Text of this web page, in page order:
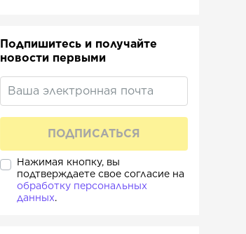
Подпишитесь и получайте
новости первыми
Нажимая кнопку, вы
подтверждаете свое согласие на
обработку персональных
данных.